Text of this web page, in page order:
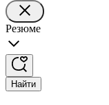
Резюме
Найти